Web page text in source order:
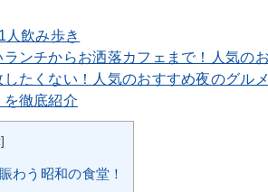
飲み歩き
ランチからお洒落カフェまで！人気の
したくない！人気のおすすめ夜のグルメ
徹底紹介
]
わう昭和の食堂！